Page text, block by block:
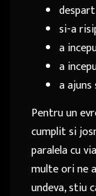
si-a
a
a
a
Pentru un
cumplit si
paralela cu
multe ori ne
undeva, stiu